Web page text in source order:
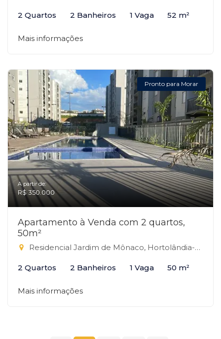
2 Quartos 2 Banheiros 1 Vaga 52 m²
Mais informações
Pronto para Morar
A partir de:
R$ 350.000
Apartamento à Venda com 2 quartos,
50m²
Residencial Jardim de Mônaco, Hortolândia-SP
2 Quartos 2 Banheiros 1 Vaga 50 m²
Mais informações